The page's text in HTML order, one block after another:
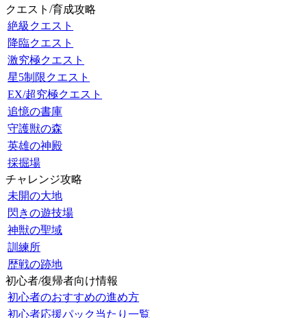
クエスト/育成攻略
絶級クエスト
降臨クエスト
激究極クエスト
星5制限クエスト
EX/超究極クエスト
追憶の書庫
守護獣の森
英雄の神殿
採掘場
チャレンジ攻略
未開の大地
閃きの遊技場
神獣の聖域
訓練所
歴戦の跡地
初心者/復帰者向け情報
初心者のおすすめの進め方
初心者応援パック当たり一覧